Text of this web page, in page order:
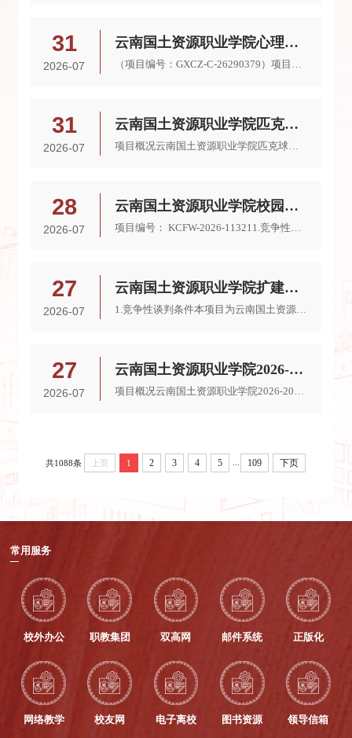
31
2026-07
云南国土资源职业学院心理健康信息化平台开发服务项目竞争性磋商公告
（项目编号：GXCZ-C-26290379）项目概况云南国土资源职业学院心理健康信息化平台开发服务项目的潜在供应商应在国信招标集团股份有限公司（昆明市西山区西园路与大观路交汇处大观首府8栋31层3101室）获取采购文件，并于2026年08月14日09时30分（北京时间）前递交响应文件。根据有关法律、法规和规章的规定，国信招标集团股份有限公司受云南国土资源职业学院（以下简称“采购人”）的委托，对云南国土资源职业学院心理健康信息化...
31
2026-07
云南国土资源职业学院匹克球场场地、沙地硬化及羽毛球场地划线项目竞争性磋商公告
项目概况云南国土资源职业学院匹克球场场地、沙地硬化及羽毛球场地划线项目采购项目的潜在供应商应在云南国合建设招标咨询有限公司（昆明市盘龙区长青路94号现代广场16楼）获取采购文件，并于2026年08月13日09点30分（北京时间）前提交响应文件。一、项目基本情况1.项目编号：YNGH[2026]-06542.项目名称：云南国土资源职业学院匹克球场场地、沙地硬化及羽毛球场地划线项目3.采购方式：竞争性磋商4.预算金额：13.60万元5.最高限...
28
2026-07
云南国土资源职业学院校园终端安全防护竞争性磋商公告
项目编号： KCFW-2026-113211.竞争性磋商条件本项目云南国土资源职业学院校园终端安全防护，项目资金为财政资金，采购人为云南国土资源职业学院，代理机构为昆明晨晟招标有限责任公司。本项目为《云南省2024年政府集中采购目录及标准》规定的集中采购机构采购项目和部门集中采购项目之外，且单项或批量金额在60万元及以下的项目，由采购单位按照内控、财务制度执行，现以竞争性磋商的方式选择本项目的实施单位。2.项目概况：2.1...
27
2026-07
云南国土资源职业学院扩建校园建设项目续建项目监控系统采购（二次）竞争性谈判公告
1.竞争性谈判条件本项目为云南国土资源职业学院扩建校园建设项目续建项目监控系统采购（二次），采购人为云南国土资源职业学院，招标代理机构为云南禹信招标代理有限公司。项目已具备招标条件，现进行公开竞争性谈判，特邀请贵公司参加竞标。2.项目概况与竞争性谈判范围2.1项目名称：云南国土资源职业学院扩建校园建设项目续建项目监控系统采购（二次）；2.2项目编号： YNYX-2026-05152.3预算金额：138.138万元；2.4最高限价：1...
27
2026-07
云南国土资源职业学院2026-2028年度教学及行政电子设备运行维护服务采购项目竞争性磋商公告
项目概况云南国土资源职业学院2026-2028年度教学及行政电子设备运行维护服务采购项目的潜在供应商应在（云南自厚建设项目管理有限公司企业邮箱ynzhzb1314@163.com）获取采购文件，并于2026年8月7日09点30分（北京时间）前提交响应文件。一、项目基本情况项目编号：YNZH-FW-GTZY-260101项目名称：云南国土资源职业学院2026-2028年度教学及行政电子设备运行维护服务采购项目采购方式：竞争性磋商预算金额：50.00万元。最高限价：5...
共1088条 上页 1 2 3 4 5 109 下页
常用服务
校外办公 职教集团 双高网 邮件系统 正版化
网络教学 校友网 电子离校 图书资源 领导信箱